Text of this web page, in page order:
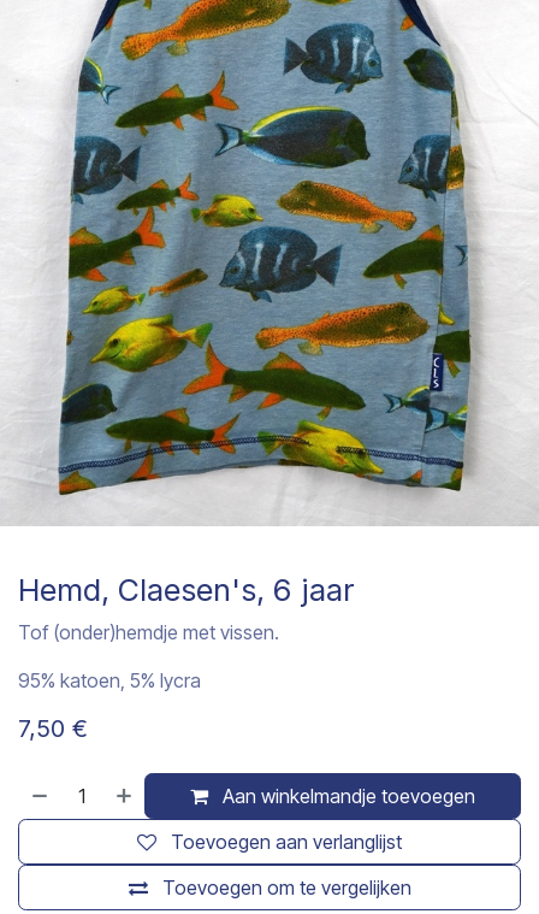
Hemd, Claesen's, 6 jaar
Tof (onder)hemdje met vissen.
95% katoen, 5% lycra
7,50 €
Aan winkelmandje toevoegen
Toevoegen om te vergelijken
Toevoegen aan verlanglijst